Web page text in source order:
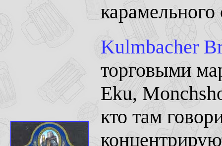
карамельного
Kulmbacher
торговыми
Eku,
кто там